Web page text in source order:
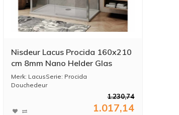
Nisdeur Lacus Procida 160x210
cm 8mm Nano Helder Glas
Merk: LacusSerie: Procida
Douchedeur
1.230,74
1.017,14